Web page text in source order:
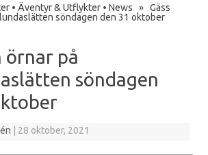
• Äventyr & Utflykter • News » Gäss
söndagen den 31 oktober
örnar på
söndagen
28 oktober, 2021